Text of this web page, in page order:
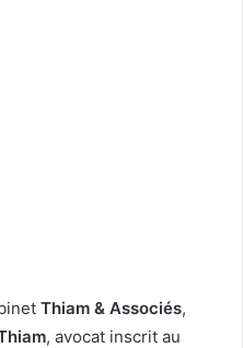
Thiam & Associés,
, avocat inscrit au